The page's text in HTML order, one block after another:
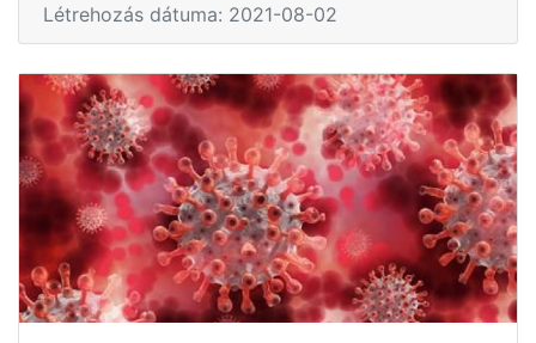
Létrehozás dátuma: 2021-08-02